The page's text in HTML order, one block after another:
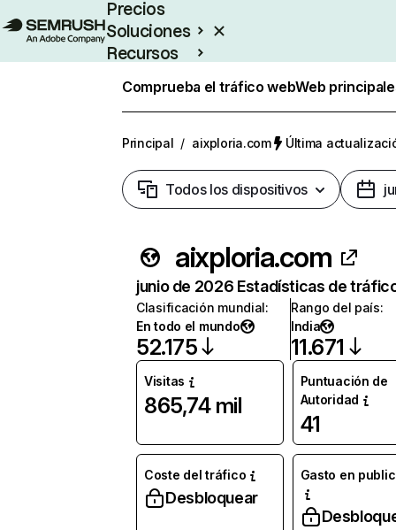
Precios
Soluciones
Recursos
Comprueba el tráfico webWeb
Principal / aixploria.com Última
Todos los dispositivos
aixploria.com
junio de 2026 Estadísticas de
Clasificación mundial:
En todo el mundo
52.175
Rango del país:
India
11.671
Visitas
865,74 mil
Puntuación de
Autoridad
41
Coste del tráfico
Desbloquear
Gasto en